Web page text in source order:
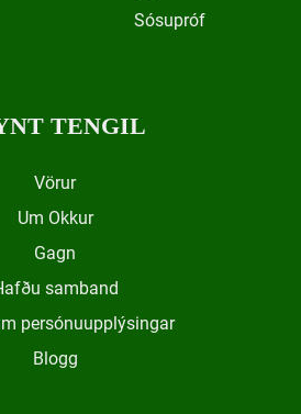
Sósupróf
TENGIL
Vörur
Um Okkur
Gagn
samband
persónuupplýsingar
Blogg